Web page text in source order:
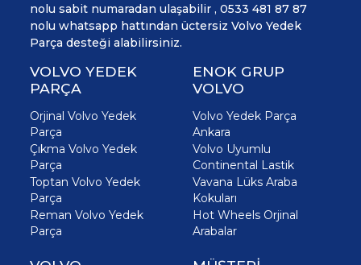
nolu sabit numaradan ulaşabilir , 0533 481 87 87
nolu whatsapp hattından üctersiz Volvo Yedek
Parça desteği alabilirsiniz.
VOLVO YEDEK
PARÇA
Orjinal Volvo Yedek
Parça
Çıkma Volvo Yedek
Parça
Toptan Volvo Yedek
Parça
Reman Volvo Yedek
Parça
ENOK GRUP
VOLVO
Volvo Yedek Parça
Ankara
Volvo Uyumlu
Continental Lastik
Vavana Lüks Araba
Kokuları
Hot Wheels Orjinal
Arabalar